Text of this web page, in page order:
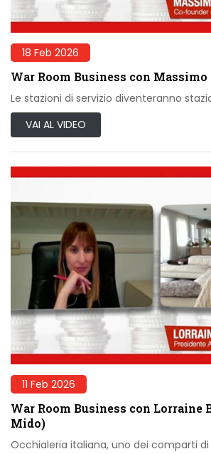
18 Feb 2026
War Room Business con
Le stazioni di servizio diventeranno
VAI AL VIDEO
11 Feb 2026
War Room Business con Lorraine
Mido)
Occhialeria italiana, uno dei comparti